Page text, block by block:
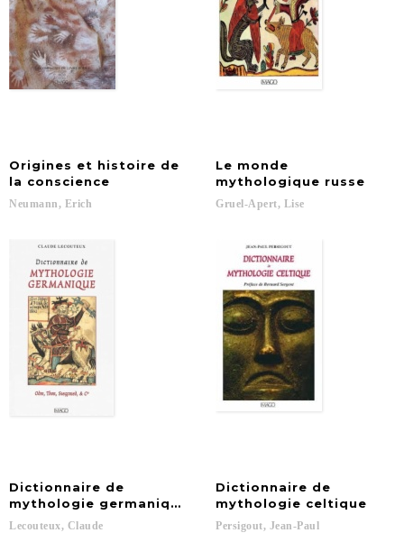
Origines et histoire de
la conscience
Neumann, Erich
Le monde
mythologique russe
Gruel-Apert, Lise
Dictionnaire de
mythologie germanique : Odin, Thor, Siegfried & Cie
Lecouteux, Claude
Dictionnaire de
mythologie celtique
Persigout, Jean-Paul